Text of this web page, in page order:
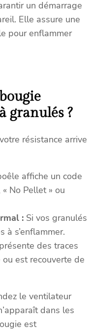
un démarrage
Elle assure une
pour enflammer
granulés ?
résistance arrive
affiche un code
No Pellet » ou
: Si vos granulés
à s’enflammer.
des traces
est recouverte de
le ventilateur
dans les
est